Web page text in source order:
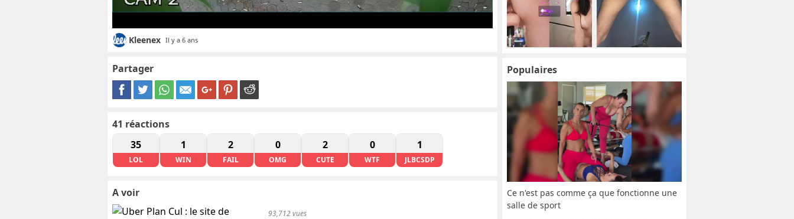
Kleenex Il y a 6 ans
Partager
41 réactions
35
LOL
1
WIN
2
FAIL
0
OMG
2
CUTE
0
WTF
1
JLBCSDP
A voir
93,712 vues
Populaires
Ce n'est pas comme ça que fonctionne une
salle de sport